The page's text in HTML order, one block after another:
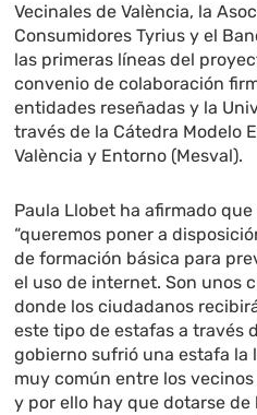
Vecinales de València, la
Consumidores Tyrius y el
las primeras líneas del
convenio de colaboración
entidades reseñadas y la
través de la Cátedra Modelo
València y Entorno (Mesval).
Paula Llobet ha afirmado
“queremos poner a
de formación básica para
el uso de internet. Son unos
donde los ciudadanos
este tipo de estafas a través
gobierno sufrió una estafa la
muy común entre los
y por ello hay que dotarse